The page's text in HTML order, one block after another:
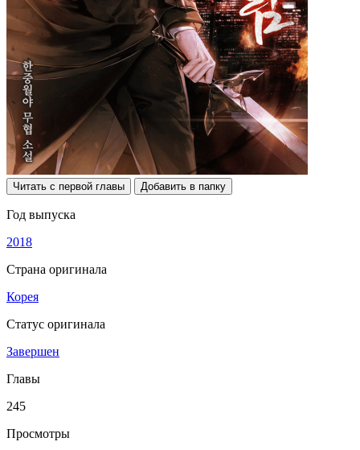
Читать с первой главы Добавить в папку
Год выпуска
2018
Страна оригинала
Корея
Статус оригинала
Завершен
Главы
245
Просмотры